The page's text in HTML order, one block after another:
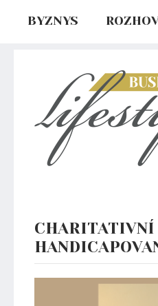
BYZNYS
CHARITATIVNÍ